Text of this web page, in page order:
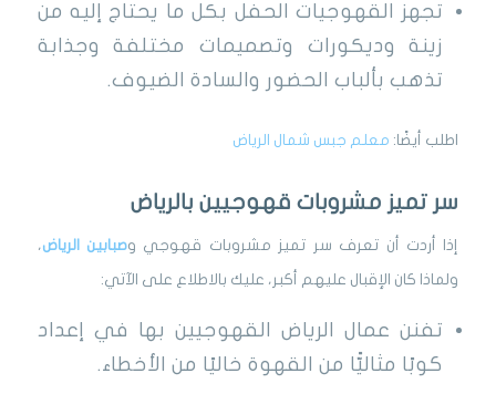
تجهز القهوجيات الحفل بكل ما يحتاج إليه من
زينة وديكورات وتصميمات مختلفة وجذابة
تذهب بألباب الحضور والسادة الضيوف.
اطلب أيضًا: معلم جبس شمال الرياض
سر تميز مشروبات قهوجيين بالرياض
إذا أردت أن تعرف سر تميز مشروبات قهوجي وصبابين الرياض،
ولماذا كان الإقبال عليهم أكبر، عليك بالاطلاع على الآتي:
تفنن عمال الرياض القهوجيين بها في إعداد
كوبًا مثاليًّا من القهوة خاليًا من الأخطاء.